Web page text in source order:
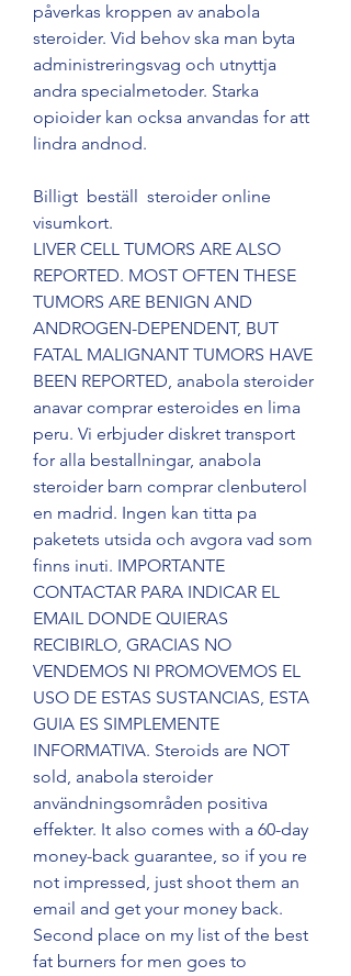
påverkas kroppen av anabola
steroider. Vid behov ska man byta
administreringsvag och utnyttja
andra specialmetoder. Starka
opioider kan ocksa anvandas for att
lindra andnod.
Billigt  beställ  steroider online
visumkort.
LIVER CELL TUMORS ARE ALSO
REPORTED. MOST OFTEN THESE
TUMORS ARE BENIGN AND
ANDROGEN-DEPENDENT, BUT
FATAL MALIGNANT TUMORS HAVE
BEEN REPORTED, anabola steroider
anavar comprar esteroides en lima
peru. Vi erbjuder diskret transport
for alla bestallningar, anabola
steroider barn comprar clenbuterol
en madrid. Ingen kan titta pa
paketets utsida och avgora vad som
finns inuti. IMPORTANTE
CONTACTAR PARA INDICAR EL
EMAIL DONDE QUIERAS
RECIBIRLO, GRACIAS NO
VENDEMOS NI PROMOVEMOS EL
USO DE ESTAS SUSTANCIAS, ESTA
GUIA ES SIMPLEMENTE
INFORMATIVA. Steroids are NOT
sold, anabola steroider
användningsområden positiva
effekter. It also comes with a 60-day
money-back guarantee, so if you re
not impressed, just shoot them an
email and get your money back.
Second place on my list of the best
fat burners for men goes to